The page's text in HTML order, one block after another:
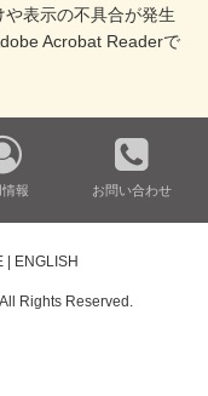
表示の不具合が発生
Acrobat Readerで
報 お問い合わせ
ENGLISH
Rights Reserved.